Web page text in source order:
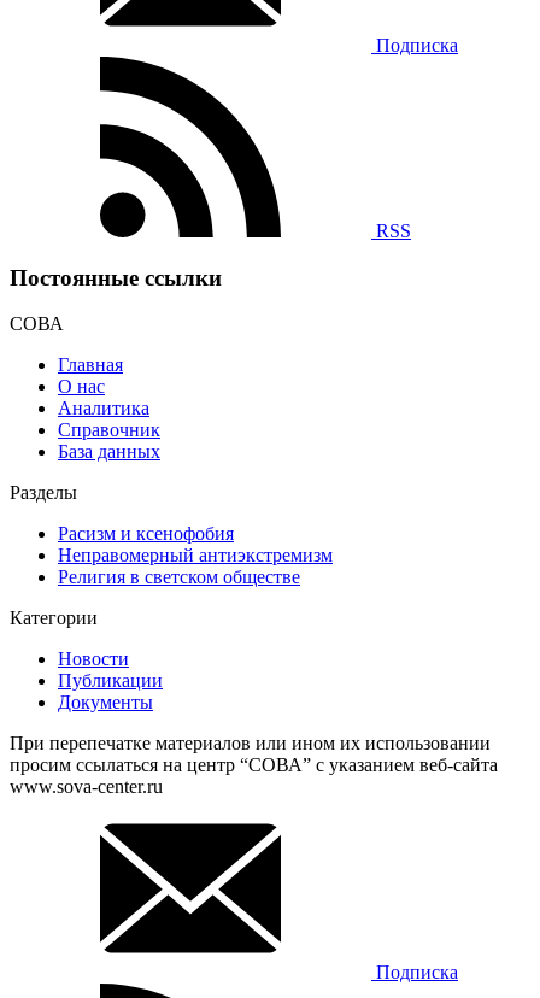
Подписка
RSS
Постоянные ссылки
СОВА
Главная
О нас
Аналитика
Справочник
База данных
Разделы
Расизм и ксенофобия
Неправомерный антиэкстремизм
Религия в светском обществе
Категории
Новости
Публикации
Документы
При перепечатке материалов или ином их использовании
просим ссылаться на центр “СОВА” с указанием веб-сайта
www.sova-center.ru
Подписка